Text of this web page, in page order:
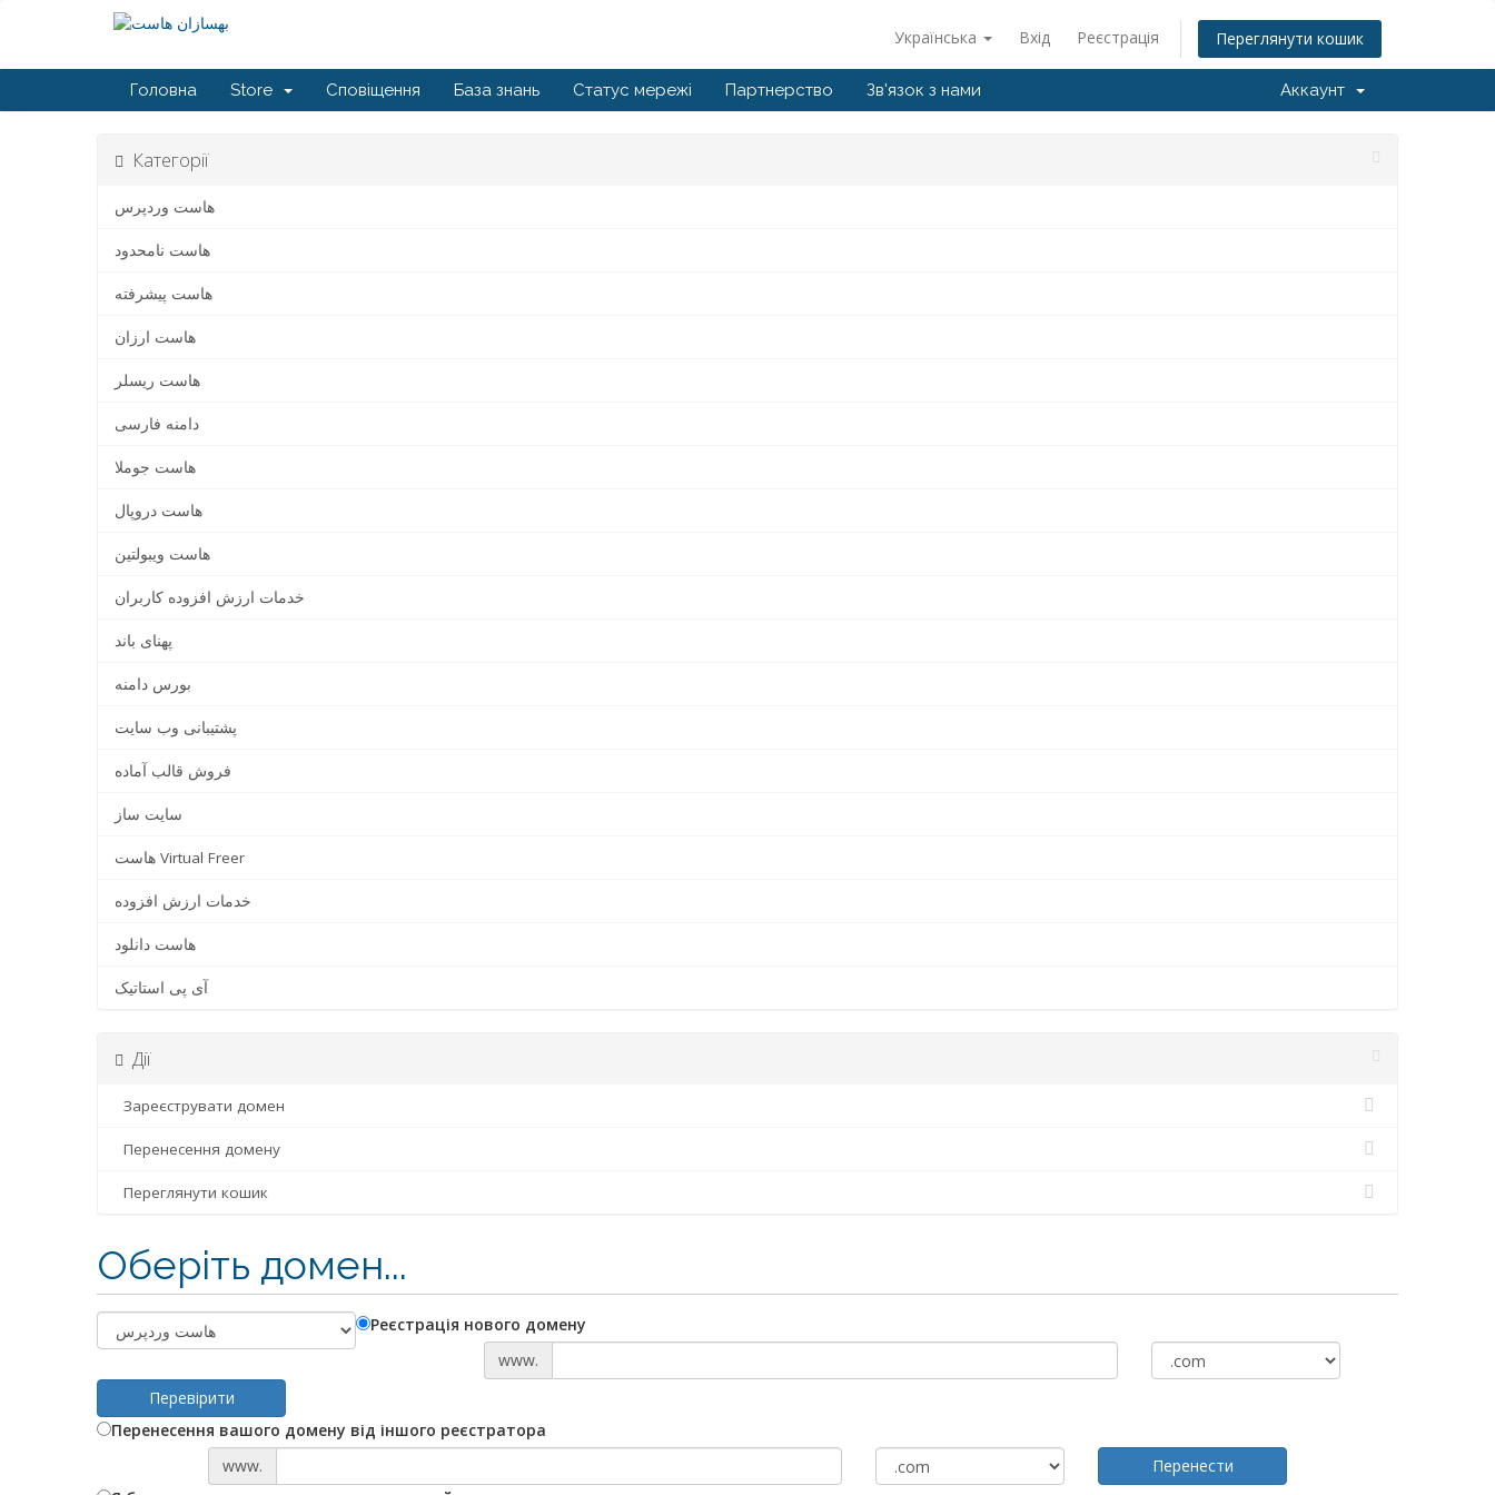
Українська Вхід Реєстрація Переглянути кошик
Головна Store Сповіщення База знань Статус мережі Партнерство Зв'язок з нами Аккаунт
Категорії
هاست وردپرس
هاست نامحدود
هاست پیشرفته
هاست ارزان
هاست ریسلر
دامنه فارسی
هاست جوملا
هاست دروپال
هاست ویبولتین
خدمات ارزش افزوده کاربران
پهنای باند
بورس دامنه
پشتیبانی وب سایت
فروش قالب آماده
سایت ساز
هاست Virtual Freer
خدمات ارزش افزوده
هاست دانلود
آی پی استاتیک
Дії
Зареєструвати домен
Перенесення домену
Переглянути кошик
Оберіть домен...
Реєстрація нового домену
www.
Перевірити
Перенесення вашого домену від іншого реєстратора
www.
Перенести